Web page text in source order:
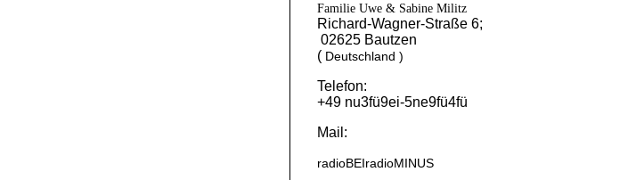
Familie Uwe & Sabine Militz
Richard-Wagner-Straße 6;
02625 Bautzen
( Deutschland )
Telefon:
+49 nu3fü9ei-5ne9fü4fü
Mail:
radioBEIradioMINUS